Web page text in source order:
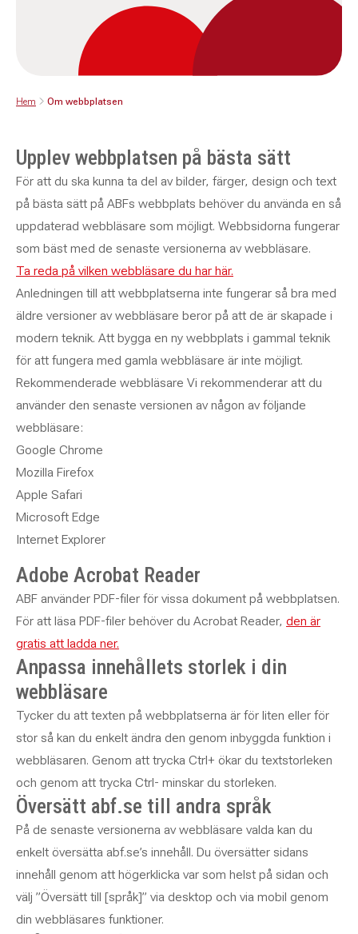
Hem Om webbplatsen
Upplev webbplatsen på bästa sätt
För att du ska kunna ta del av bilder, färger, design och text
på bästa sätt på ABFs webbplats behöver du använda en så
uppdaterad webbläsare som möjligt. Webbsidorna fungerar
som bäst med de senaste versionerna av webbläsare.
Ta reda på vilken webbläsare du har här.
Anledningen till att webbplatserna inte fungerar så bra med
äldre versioner av webbläsare beror på att de är skapade i
modern teknik. Att bygga en ny webbplats i gammal teknik
för att fungera med gamla webbläsare är inte möjligt.
Rekommenderade webbläsare Vi rekommenderar att du
använder den senaste versionen av någon av följande
webbläsare:
Google Chrome
Mozilla Firefox
Apple Safari
Microsoft Edge
Internet Explorer
Adobe Acrobat Reader
ABF använder PDF-filer för vissa dokument på webbplatsen.
För att läsa PDF-filer behöver du Acrobat Reader, den är
gratis att ladda ner.
Anpassa innehållets storlek i din
webbläsare
Tycker du att texten på webbplatserna är för liten eller för
stor så kan du enkelt ändra den genom inbyggda funktion i
webbläsaren. Genom att trycka Ctrl+ ökar du textstorleken
och genom att trycka Ctrl- minskar du storleken.
Översätt abf.se till andra språk
På de senaste versionerna av webbläsare valda kan du
enkelt översätta abf.se’s innehåll. Du översätter sidans
innehåll genom att högerklicka var som helst på sidan och
välj ”Översätt till [språk]” via desktop och via mobil genom
din webbläsares funktioner.